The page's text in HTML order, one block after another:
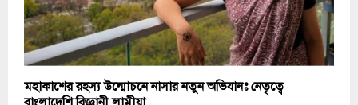
মহাকাশের রহস্য উন্মোচনে নাসার নতুন অভিযানঃ নেতৃত্বে